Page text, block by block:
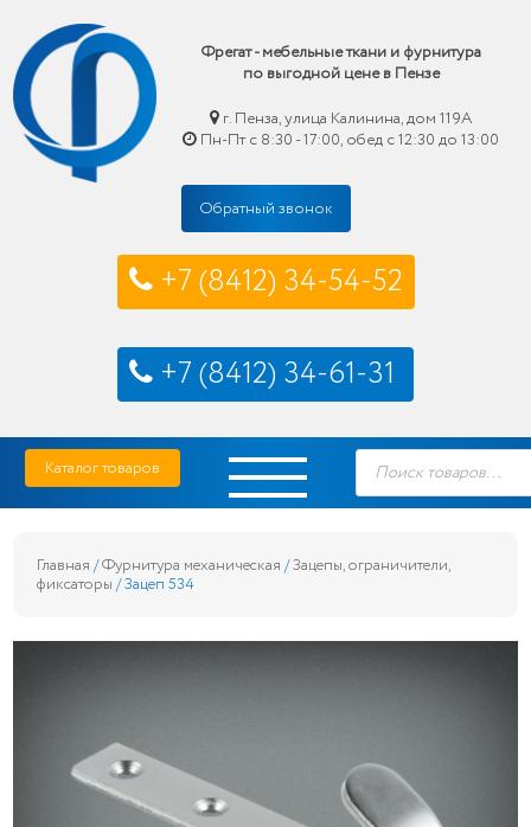
Фрегат - мебельные ткани и фурнитура
по выгодной цене в Пензе
г. Пенза, улица Калинина, дом 119А
Пн-Пт с 8:30 - 17:00, обед с 12:30 до 13:00
Обратный звонок
+7 (8412) 34-54-52
+7 (8412) 34-61-31
Skip
content
Фрегат — мебельные ткани и фурнитура купить по выгодной цене в Пензе
Каталог товаров
Поиск
товаров
Главная /Фурнитура механическая /Зацепы, ограничители,
фиксаторы / Зацеп 534